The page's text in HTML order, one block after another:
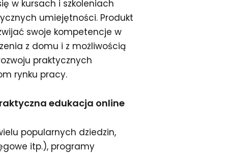
w kursach i szkoleniach
umiejętności. Produkt
swoje kompetencje w
z domu i z możliwością
praktycznych
rynku pracy.
edukacja online
popularnych dziedzin,
itp.), programy